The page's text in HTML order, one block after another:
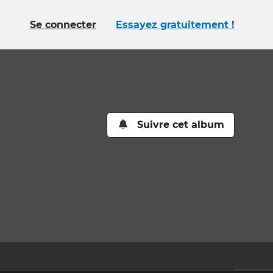
Se connecter Essayez gratuitement !
Suivre cet album